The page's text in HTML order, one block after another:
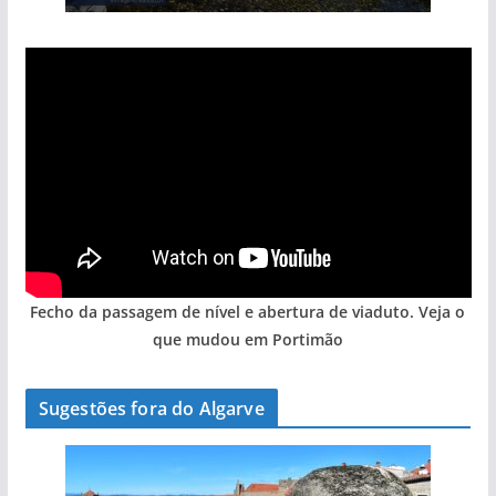
Fecho da passagem de nível e abertura de viaduto. Veja o
que mudou em Portimão
Sugestões fora do Algarve